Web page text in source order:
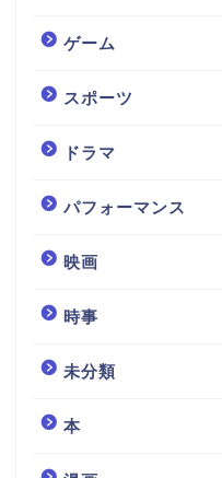
ゲーム
スポーツ
ドラマ
パフォーマンス
映画
時事
未分類
本